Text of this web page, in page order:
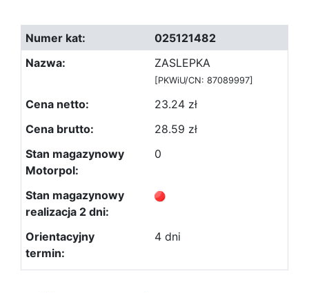
025121482
ZASLEPKA
[PKWiU/CN: 87089997]
23.24 zł
28.59 zł
0
4 dni